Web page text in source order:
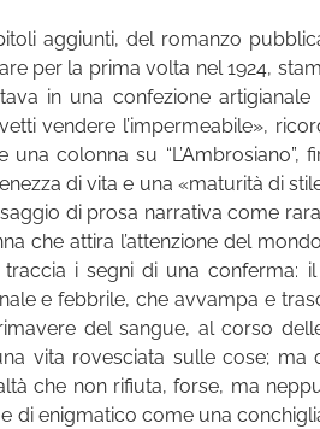
aggiunti, del romanzo
per la prima volta nel 1924,
in una confezione
vendere l’impermeabile»,
colonna su
di vita e una «maturità di
di prosa narrativa come
che attira l’attenzione del
i segni di una conferma:
e febbrile, che avvampa e
del sangue, al corso
vita rovesciata sulle cose; ma
che non rifiuta, forse, ma
di enigmatico come una